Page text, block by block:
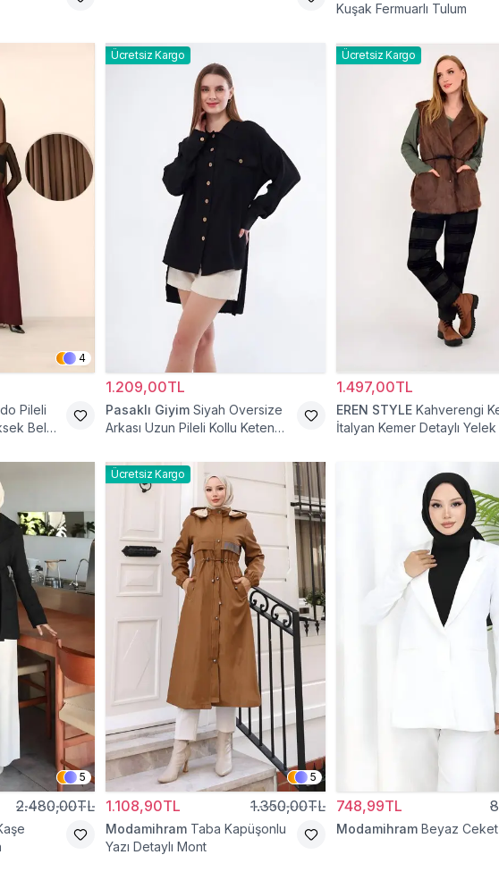
Kuşak Fermuarlı Tulum
4
Pileli
Bel
Ücretsiz Kargo
1.209,00TL
Pasaklı Giyim Siyah Oversize
Arkası Uzun Pileli Kollu Keten
Ücretsiz Kargo
1.497,00TL
EREN STYLE Kahverengi
İtalyan Kemer Detaylı Yelek
5
2.480,00TL
Ücretsiz Kargo
5
1.108,90TL 1.350,00TL
Modamihram Taba Kapüşonlu
Yazı Detaylı Mont
748,99TL
Modamihram Beyaz Ceket